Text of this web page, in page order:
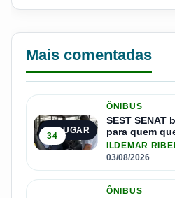
Mais comentadas
1º LUGAR
34
ÔNIBUS
SEST SENAT
para quem
ILDEMAR
03/08/2026
ÔNIBUS